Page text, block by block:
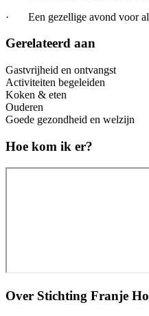
· Een gezellige avond voor
Gerelateerd aan
Gastvrijheid en ontvangst
Activiteiten begeleiden
Koken & eten
Ouderen
Goede gezondheid en welzijn
Hoe kom ik er?
Over Stichting Franje